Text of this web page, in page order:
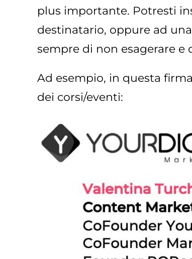
plus importante. Potresti
destinatario, oppure ad
sempre di non esagerare
Ad esempio, in questa
dei corsi/eventi: